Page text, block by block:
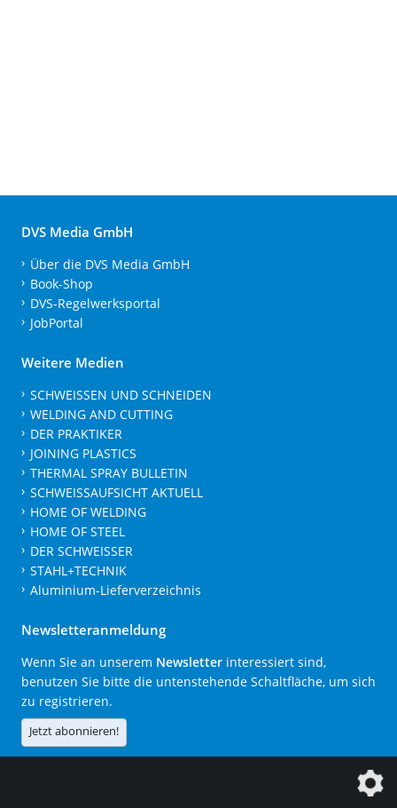
DVS Media GmbH
Über die DVS Media GmbH
Book-Shop
DVS-Regelwerksportal
JobPortal
Weitere Medien
SCHWEISSEN UND SCHNEIDEN
WELDING AND CUTTING
DER PRAKTIKER
JOINING PLASTICS
THERMAL SPRAY BULLETIN
SCHWEISSAUFSICHT AKTUELL
HOME OF WELDING
HOME OF STEEL
DER SCHWEISSER
STAHL+TECHNIK
Aluminium-Lieferverzeichnis
Newsletteranmeldung
Wenn Sie an unserem Newsletter interessiert sind,
benutzen Sie bitte die untenstehende Schaltfläche, um sich
zu registrieren.
Jetzt abonnieren!